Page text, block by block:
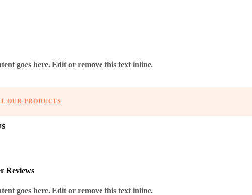
goes here. Edit or remove this text inline.
OUR PRODUCTS
Reviews
goes here. Edit or remove this text inline.
4551